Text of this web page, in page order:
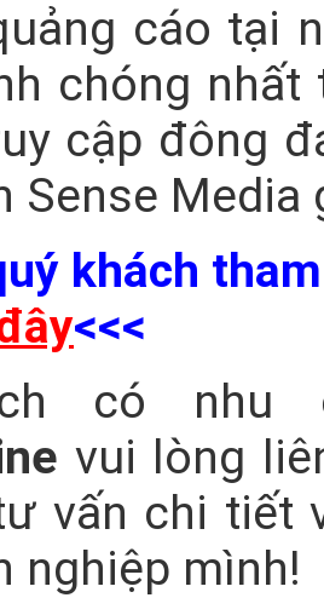
cáo tại
chóng
cập đông
Sense
khách
<<<
có
vui lòng
vấn chi tiết
nghiệp mình!